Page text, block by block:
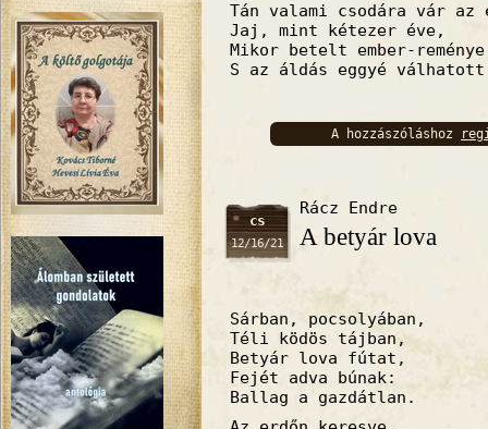
Tán valami csodára vár az
Jaj, mint kétezer éve,
Mikor betelt ember-
S az áldás eggyé
A hozzászóláshoz
cs
12/16/21
Rácz Endre
A betyár lova
Sárban, pocsolyában,
Téli ködös tájban,
Betyár lova fútat,
Fejét adva búnak:
Ballag a gazdátlan.